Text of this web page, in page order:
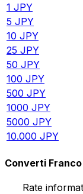
1 JPY
5 JPY
10 JPY
25 JPY
50 JPY
100 JPY
500 JPY
1000 JPY
5000 JPY
10.000 JPY
Converti
Rate